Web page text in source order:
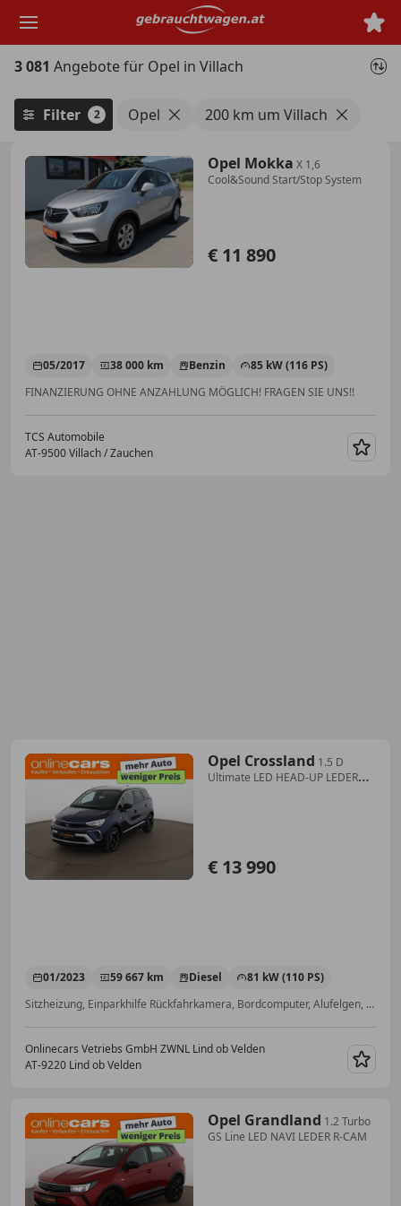
Hauptinhalt
3 081 Angebote für Opel in Villach
Filter 2 Opel 200 km um Villach
Opel Mokka X 1,6
Cool&Sound Start/Stop System
€ 11 890
05/2017 38 000 km Benzin
85 kW (116 PS)
FINANZIERUNG OHNE ANZAHLUNG MÖGLICH! FRAGEN SIE UNS!!
TCS Automobile
AT-9500 Villach / Zauchen
Opel Crossland 1.5 D
Ultimate LED HEAD-UP LEDER
€ 13 990
01/2023 59 667 km Diesel
81 kW (110 PS)
Sitzheizung, Einparkhilfe Rückfahrkamera, Bordcomputer, Alufelgen, Verkehrszeichenerkennung, Klimaautomatik, Lordosenstütze, Regensensor
Onlinecars Vetriebs GmbH ZWNL Lind ob Velden
AT-9220 Lind ob Velden
Opel Grandland 1.2 Turbo
GS Line LED NAVI LEDER R-CAM